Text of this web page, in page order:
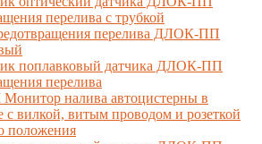
перелива с трубкой
перелива ДЛОК-ПП
поплавковый датчика ДЛОК-ПП
перелива
налива автоцистерны в
с вилкой, витым проводом и розеткой
положения